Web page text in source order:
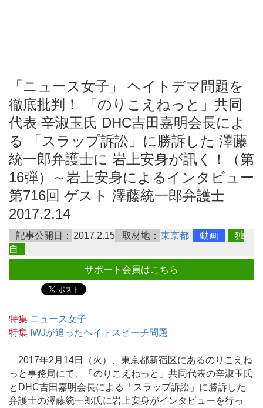
「ニュース女子」 ヘイトデマ問題を
徹底批判！ 「のりこえねっと」共同
代表 辛淑玉氏 DHC吉田嘉明会長によ
る 「スラップ訴訟」に勝訴した 澤藤
統一郎弁護士に 岩上安身が訊く！（第
16弾）～岩上安身によるインタビュー
第716回 ゲスト 澤藤統一郎弁護士
2017.2.14
記事公開日： 2017.2.15 取材地： 東京都 動画
独
自
サポート会員はこちら
特集 ニュース女子
特集 IWJが追ったヘイトスピーチ問題
2017年2月14日（火）、東京都新宿区にあるのりこえね
っと事務局にて、「のりこえねっと」共同代表の辛淑玉氏
とDHC吉田嘉明会長による「スラップ訴訟」に勝訴した
弁護士の澤藤統一郎氏に岩上安身がインタビューを行っ